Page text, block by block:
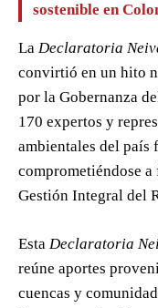
sostenible en
La Declaratoria
convirtió en un hito
por la Gobernanza
170 expertos y
ambientales del país
comprometiéndose
Gestión Integral del
Esta Declaratoria
reúne aportes
cuencas y